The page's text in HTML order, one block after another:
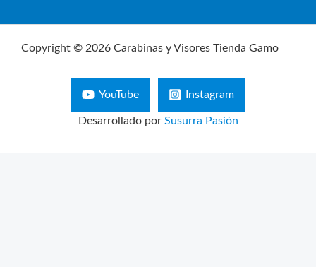
Copyright © 2026 Carabinas y Visores Tienda Gamo
YouTube Instagram
Desarrollado por Susurra Pasión